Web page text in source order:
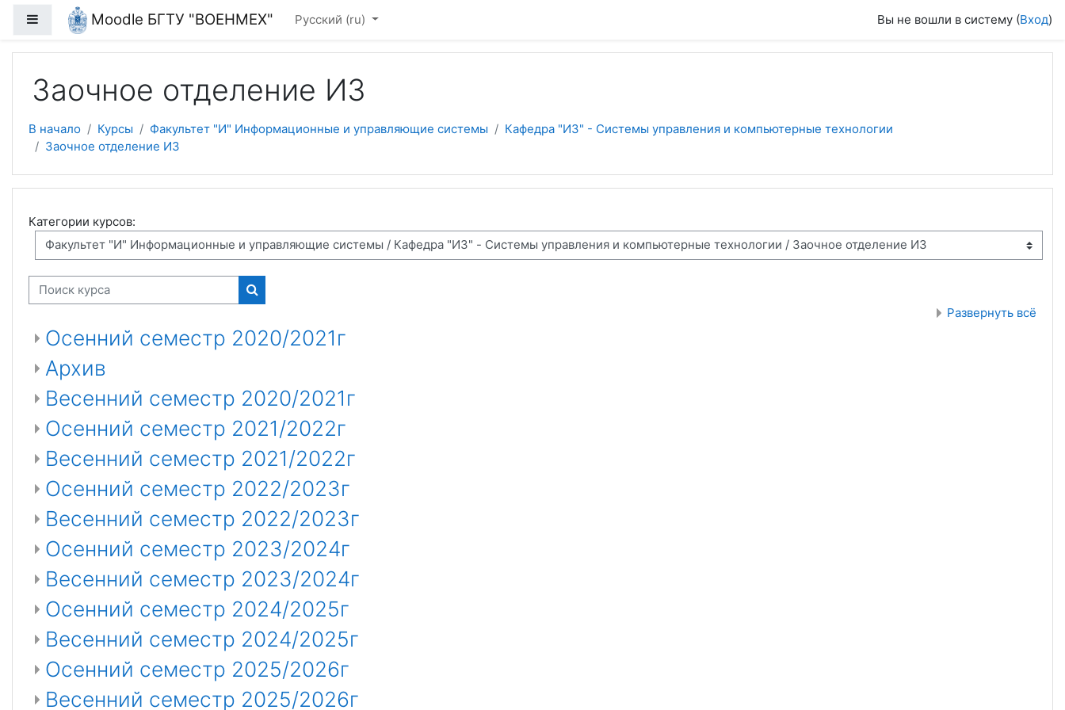
Перейти к основному содержанию
Боковая панельMoodle БГТУ "ВОЕНМЕХ" Русский ‎(ru)‎ Вы не вошли в систему (Вход)
Заочное отделение И3
В начало Курсы Факультет "И" Информационные и управляющие системы
Кафедра "И3" - Системы управления и компьютерные технологии
Заочное отделение И3
Категории курсов:
Поиск курса
Поиск курса Развернуть всё
Осенний семестр 2020/2021г
Архив
Весенний семестр 2020/2021г
Осенний семестр 2021/2022г
Весенний семестр 2021/2022г
Осенний семестр 2022/2023г
Весенний семестр 2022/2023г
Осенний семестр 2023/2024г
Весенний семестр 2023/2024г
Осенний семестр 2024/2025г
Весенний семестр 2024/2025г
Осенний семестр 2025/2026г
Весенний семестр 2025/2026г